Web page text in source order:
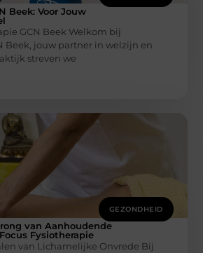
Beek: Voor Jouw
GCN Beek Welkom bij
Beek, jouw partner in welzijn en
streven we
GEZONDHEID
van Aanhoudende
Fysiotherapie
van Lichamelijke Onvrede Bij